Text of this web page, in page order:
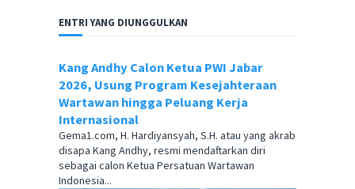
ENTRI YANG DIUNGGULKAN
Kang Andhy Calon Ketua PWI Jabar
2026, Usung Program Kesejahteraan
Wartawan hingga Peluang Kerja
Internasional
Gema1.com, H. Hardiyansyah, S.H. atau yang akrab
disapa Kang Andhy, resmi mendaftarkan diri
sebagai calon Ketua Persatuan Wartawan
Indonesia...